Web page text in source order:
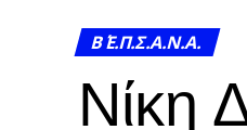
Β΄ Ε.Π.Σ.Α.Ν.Α.
Νίκη